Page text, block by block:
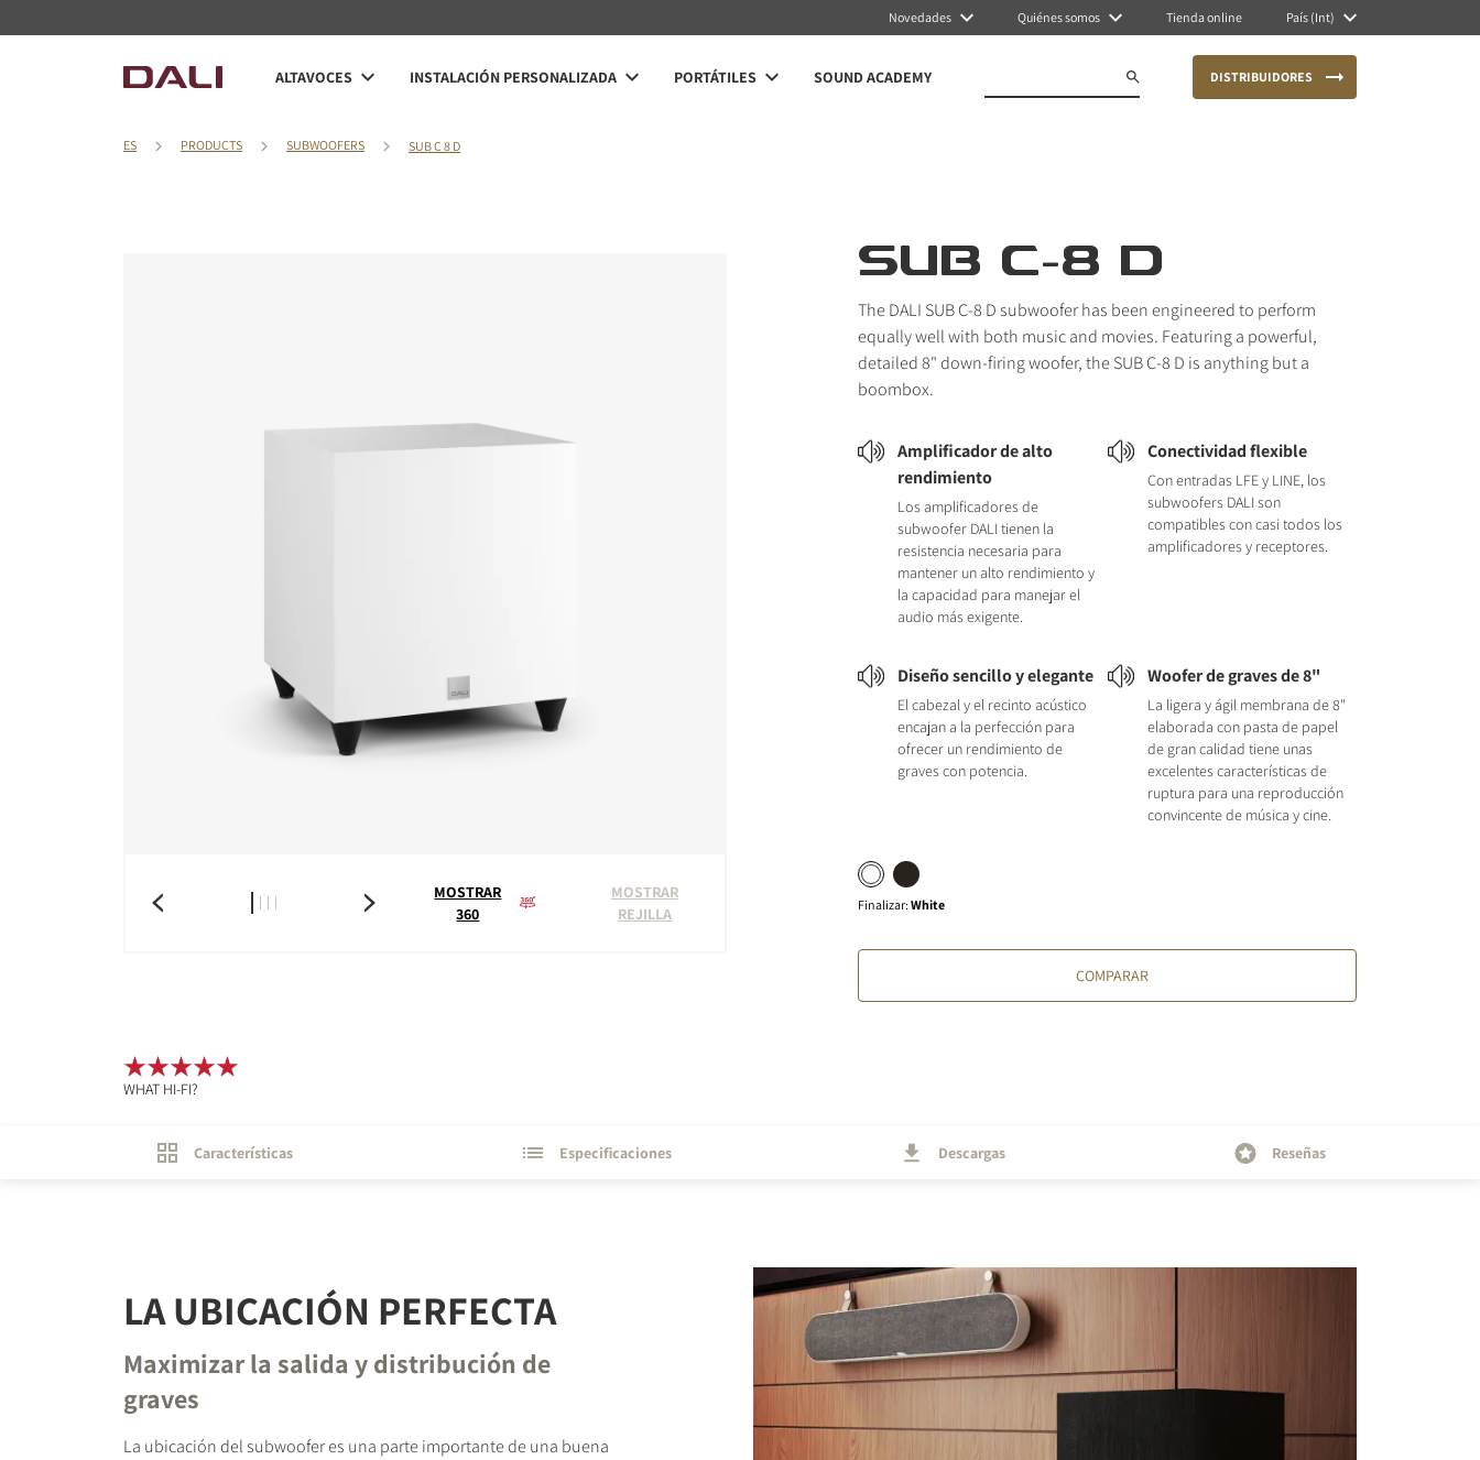
Novedades Quiénes somos Tienda online País (Int)
ALTAVOCES INSTALACIÓN PERSONALIZADA PORTÁTILES SOUND ACADEMY DISTRIBUIDORES
ES PRODUCTS SUBWOOFERS SUB C 8 D
MOSTRAR
360
MOSTRAR
REJILLA
SUB C-8 D
The DALI SUB C-8 D subwoofer has been engineered to perform
equally well with both music and movies. Featuring a powerful,
detailed 8" down-firing woofer, the SUB C-8 D is anything but a
boombox.
Amplificador de alto
rendimiento
Los amplificadores de
subwoofer DALI tienen la
resistencia necesaria para
mantener un alto rendimiento y
la capacidad para manejar el
audio más exigente.
Conectividad flexible
Con entradas LFE y LINE, los
subwoofers DALI son
compatibles con casi todos los
amplificadores y receptores.
Diseño sencillo y elegante
El cabezal y el recinto acústico
encajan a la perfección para
ofrecer un rendimiento de
graves con potencia.
Woofer de graves de 8"
La ligera y ágil membrana de 8"
elaborada con pasta de papel
de gran calidad tiene unas
excelentes características de
ruptura para una reproducción
convincente de música y cine.
Finalizar:White
COMPARAR
WHAT HI-FI?
Características Especificaciones Descargas Reseñas
LA UBICACIÓN PERFECTA
Maximizar la salida y distribución de
graves
La ubicación del subwoofer es una parte importante de una buena